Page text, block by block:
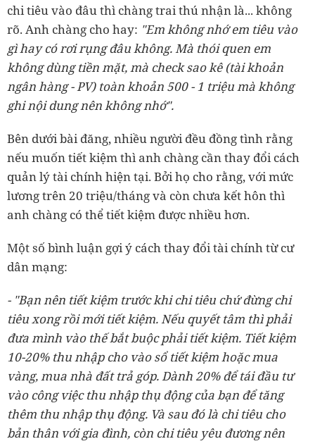
chi tiêu vào đâu thì chàng trai thú nhận là... không
rõ. Anh chàng cho hay: "Em không nhớ em tiêu vào
gì hay có rơi rụng đâu không. Mà thói quen em
không dùng tiền mặt, mà check sao kê (tài khoản
ngân hàng - PV) toàn khoản 500 - 1 triệu mà không
ghi nội dung nên không nhớ".
Bên dưới bài đăng, nhiều người đều đồng tình rằng
nếu muốn tiết kiệm thì anh chàng cần thay đổi cách
quản lý tài chính hiện tại. Bởi họ cho rằng, với mức
lương trên 20 triệu/tháng và còn chưa kết hôn thì
anh chàng có thể tiết kiệm được nhiều hơn.
Một số bình luận gợi ý cách thay đổi tài chính từ cư
dân mạng:
- "Bạn nên tiết kiệm trước khi chi tiêu chứ đừng chi
tiêu xong rồi mới tiết kiệm. Nếu quyết tâm thì phải
đưa mình vào thế bắt buộc phải tiết kiệm. Tiết kiệm
10-20% thu nhập cho vào sổ tiết kiệm hoặc mua
vàng, mua nhà đất trả góp. Dành 20% để tái đầu tư
vào công việc thu nhập thụ động của bạn để tăng
thêm thu nhập thụ động. Và sau đó là chi tiêu cho
bản thân với gia đình, còn chi tiêu yêu đương nên